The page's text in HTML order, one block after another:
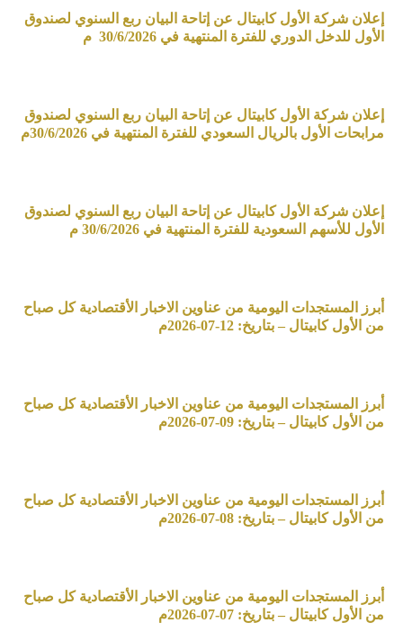
إعلان شركة الأول كابيتال عن إتاحة البيان ربع السنوي لصندوق
الأول للدخل الدوري للفترة المنتهية في 30/6/2026 م
إعلان شركة الأول كابيتال عن إتاحة البيان ربع السنوي لصندوق
مرابحات الأول بالريال السعودي للفترة المنتهية في 30/6/2026م
إعلان شركة الأول كابيتال عن إتاحة البيان ربع السنوي لصندوق
الأول للأسهم السعودية للفترة المنتهية في 30/6/2026 م
أبرز المستجدات اليومية من عناوين الاخبار الأقتصادية كل صباح
من الأول كابيتال – بتاريخ: 12-07-2026م
أبرز المستجدات اليومية من عناوين الاخبار الأقتصادية كل صباح
من الأول كابيتال – بتاريخ: 09-07-2026م
أبرز المستجدات اليومية من عناوين الاخبار الأقتصادية كل صباح
من الأول كابيتال – بتاريخ: 08-07-2026م
أبرز المستجدات اليومية من عناوين الاخبار الأقتصادية كل صباح
من الأول كابيتال – بتاريخ: 07-07-2026م